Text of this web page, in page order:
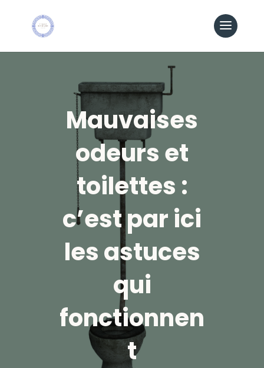
Mauvaises
odeurs et
toilettes :
c’est par ici
les astuces
qui
fonctionnen
t